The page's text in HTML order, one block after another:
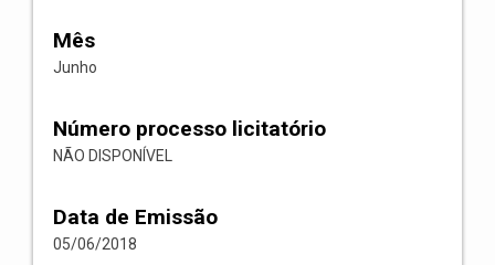
Mês
Junho
Número processo licitatório
NÃO DISPONÍVEL
Data de Emissão
05/06/2018